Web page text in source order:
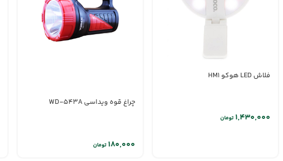
فلاش LED هوکو HM1
تومان
چراغ قوه ویداسی WD-543A
تومان